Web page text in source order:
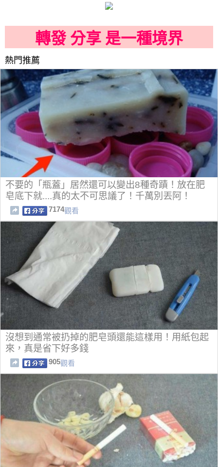
轉發 分享 是一種境界
熱門推薦
不要的「瓶蓋」居然還可以變出8種奇蹟！放在肥
皂底下就....真的太不可思議了！千萬別丟阿！
7174觀看
沒想到通常被扔掉的肥皂頭還能這樣用！用紙包起
來，真是省下好多錢
905觀看